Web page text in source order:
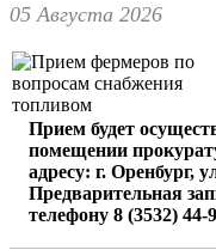
05 Августа 2026
Прием будет
помещении
адресу: г. Оренбург,
Предварительная
телефону 8 (3532) 44-